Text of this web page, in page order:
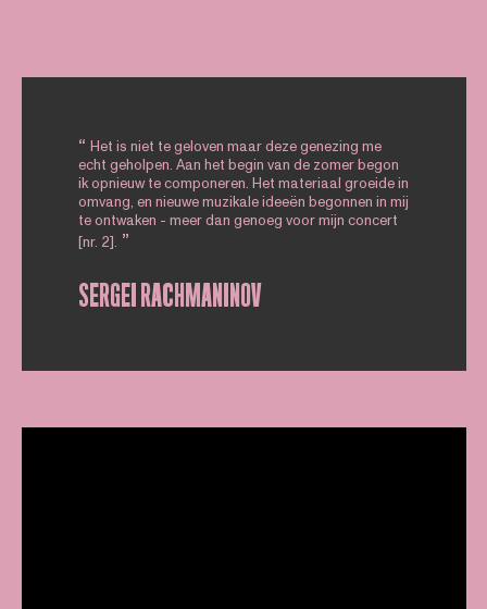
Het is niet te geloven maar deze genezing me
echt geholpen. Aan het begin van de zomer begon
ik opnieuw te componeren. Het materiaal groeide in
omvang, en nieuwe muzikale ideeën begonnen in mij
te ontwaken - meer dan genoeg voor mijn concert
[nr. 2].
SERGEI RACHMANINOV